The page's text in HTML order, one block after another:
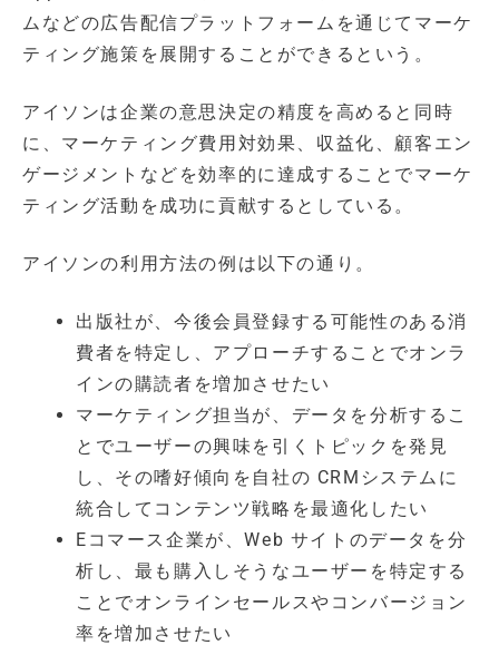
ムなどの広告配信プラットフォームを通じてマーケ
ティング施策を展開することができるという。
アイソンは企業の意思決定の精度を高めると同時
に、マーケティング費用対効果、収益化、顧客エン
ゲージメントなどを効率的に達成することでマーケ
ティング活動を成功に貢献するとしている。
アイソンの利用方法の例は以下の通り。
出版社が、今後会員登録する可能性のある消
費者を特定し、アプローチすることでオンラ
インの購読者を増加させたい
マーケティング担当が、データを分析するこ
とでユーザーの興味を引くトピックを発見
し、その嗜好傾向を自社の CRMシステムに
統合してコンテンツ戦略を最適化したい
Eコマース企業が、Web サイトのデータを分
析し、最も購入しそうなユーザーを特定する
ことでオンラインセールスやコンバージョン
率を増加させたい